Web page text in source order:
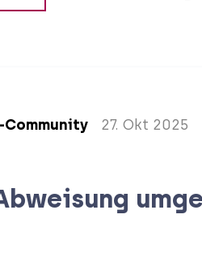
27. Okt 2025